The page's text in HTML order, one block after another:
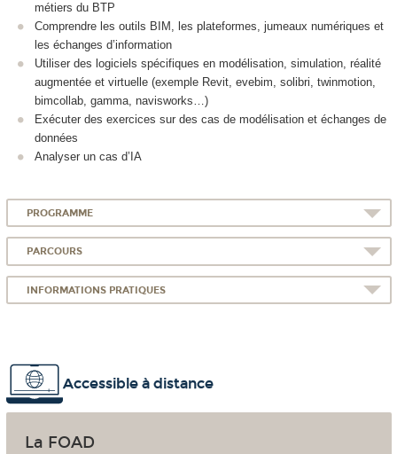
métiers du BTP
Comprendre les outils BIM, les plateformes, jumeaux numériques et
les échanges d’information
Utiliser des logiciels spécifiques en modélisation, simulation, réalité
augmentée et virtuelle (exemple Revit, evebim, solibri, twinmotion,
bimcollab, gamma, navisworks…)
Exécuter des exercices sur des cas de modélisation et échanges de
données
Analyser un cas d’IA
PROGRAMME
PARCOURS
INFORMATIONS PRATIQUES
Accessible à distance
La FOAD